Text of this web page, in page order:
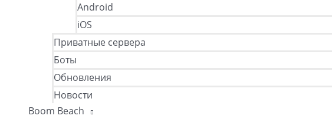
Android
iOS
Приватные сервера
Боты
Обновления
Новости
Boom Beach